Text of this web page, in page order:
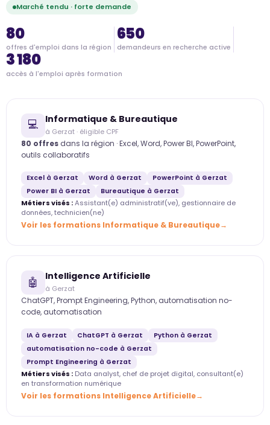
Marché tendu · forte demande
80
offres d'emploi dans la région
650
demandeurs en recherche active
3 180
accès à l'emploi après formation
💻 Informatique & Bureautique
à Gerzat · éligible CPF
80 offres dans la région · Excel, Word, Power BI, PowerPoint,
outils collaboratifs
Excel à Gerzat Word à Gerzat
PowerPoint à Gerzat
Power BI à Gerzat
Bureautique à Gerzat
Métiers visés :Assistant(e) administratif(ve), gestionnaire de
données, technicien(ne)
Voir les formations Informatique & Bureautique
🤖 Intelligence Artificielle
à Gerzat
ChatGPT, Prompt Engineering, Python, automatisation no-
code, automatisation
IA à Gerzat ChatGPT à Gerzat
Python à Gerzat
automatisation no-code à Gerzat
Prompt Engineering à Gerzat
Métiers visés : Data analyst, chef de projet digital, consultant(e)
en transformation numérique
Voir les formations Intelligence Artificielle